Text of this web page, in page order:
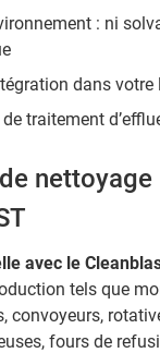
: ni
dans votre
traitement
nettoyage
avec le
tels que
convoyeurs,
fours de